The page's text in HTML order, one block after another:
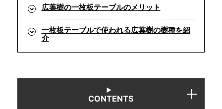
お問い合わせ
広葉樹の一枚板テーブルのメリット
一枚板テーブルで使われる広葉樹の樹種を紹
介
CONTENTS